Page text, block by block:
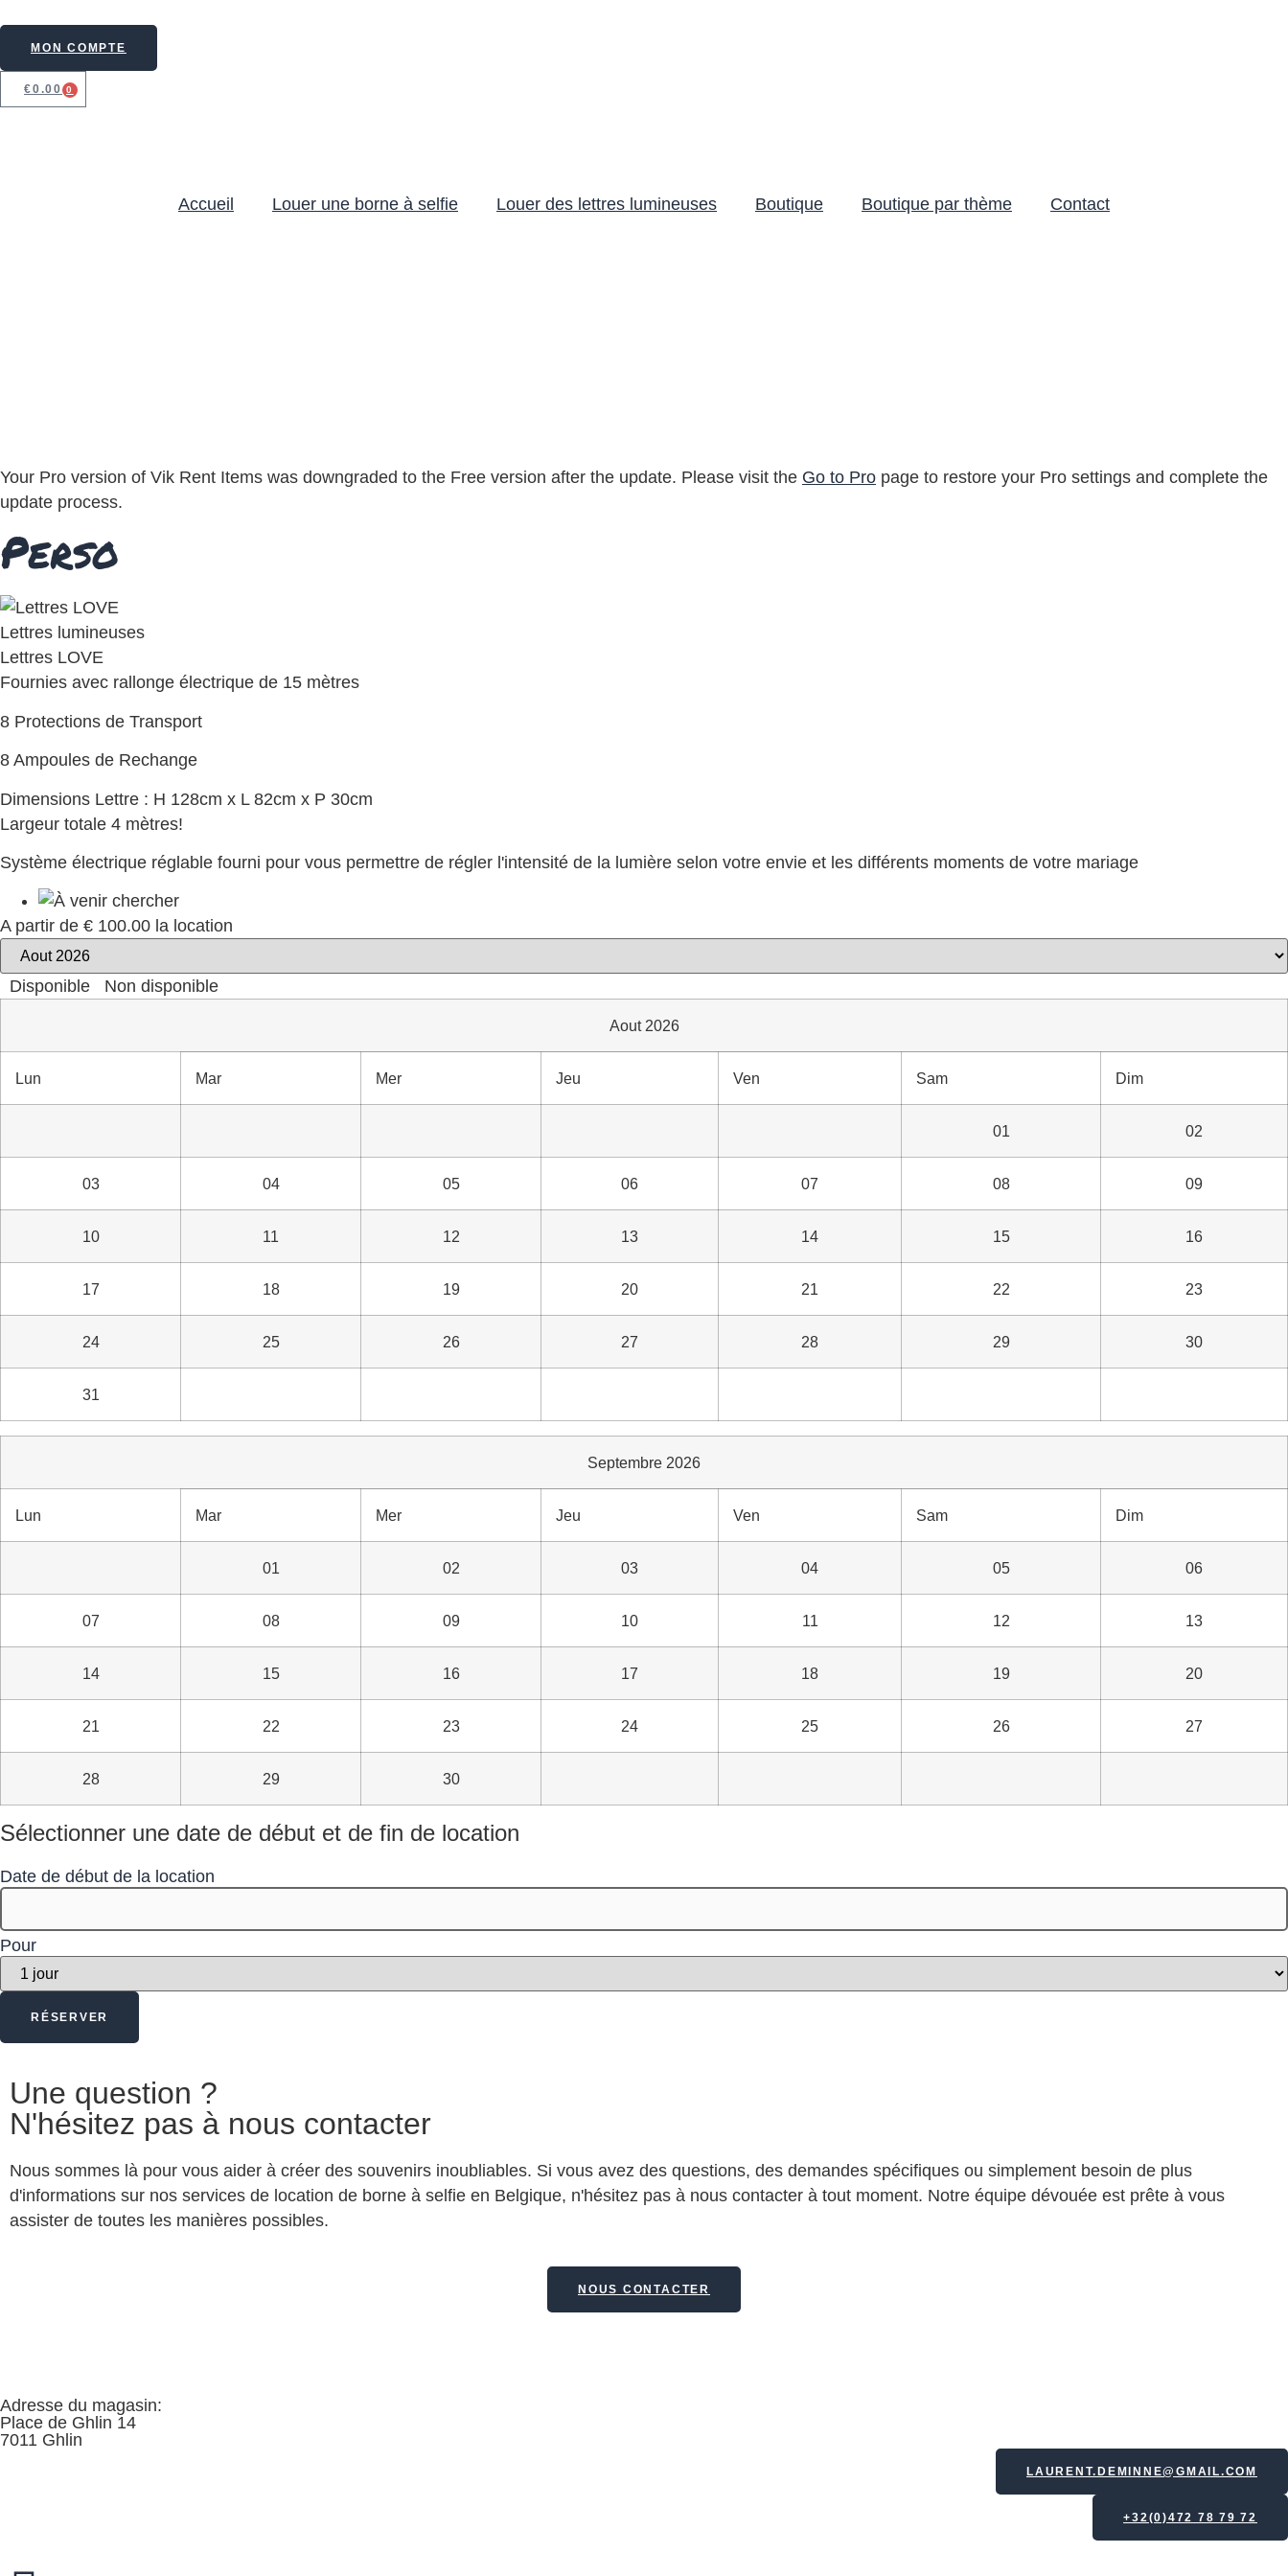
MON COMPTE
€0.00 0
Accueil Louer une borne à selfie Louer des lettres lumineuses Boutique Boutique par thème Contact
Your Pro version of Vik Rent Items was downgraded to the Free version after the update. Please visit the Go to Pro page to restore your Pro settings and complete the
update process.
Perso
Lettres lumineuses
Lettres LOVE
Fournies avec rallonge électrique de 15 mètres
8 Protections de Transport
8 Ampoules de Rechange
Dimensions Lettre : H 128cm x L 82cm x P 30cm
Largeur totale 4 mètres!
Système électrique réglable fourni pour vous permettre de régler l'intensité de la lumière selon votre envie et les différents moments de votre mariage
A partir de € 100.00 la location
Disponible Non disponible
Aout 2026
Lun Mar Mer Jeu Ven Sam Dim
01 02
03 04 05 06 07 08 09
10 11 12 13 14 15 16
17 18 19 20 21 22 23
24 25 26 27 28 29 30
31
Septembre 2026
Lun Mar Mer Jeu Ven Sam Dim
01 02 03 04 05 06
07 08 09 10 11 12 13
14 15 16 17 18 19 20
21 22 23 24 25 26 27
28 29 30
Sélectionner une date de début et de fin de location
Date de début de la location
Pour
Une question ?
N'hésitez pas à nous contacter
Nous sommes là pour vous aider à créer des souvenirs inoubliables. Si vous avez des questions, des demandes spécifiques ou simplement besoin de plus
d'informations sur nos services de location de borne à selfie en Belgique, n'hésitez pas à nous contacter à tout moment. Notre équipe dévouée est prête à vous
assister de toutes les manières possibles.
NOUS CONTACTER
Adresse du magasin:
Place de Ghlin 14
7011 Ghlin
LAURENT.DEMINNE@GMAIL.COM
+32(0)472 78 79 72